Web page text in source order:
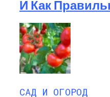
И Как
САД И ОГОРОД